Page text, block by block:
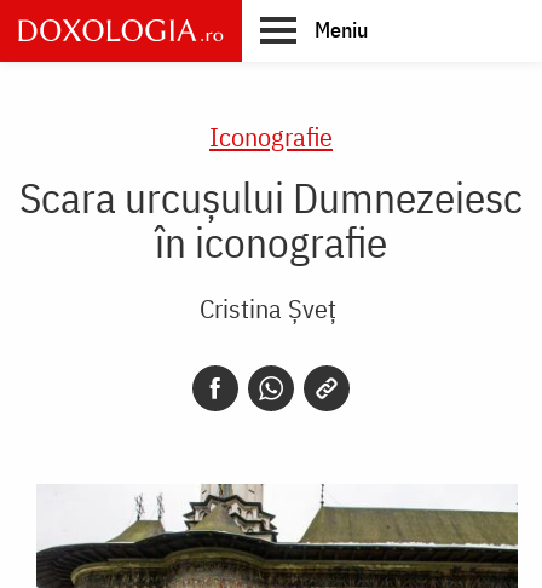
Skip
to
main
Meniu
Iconografie
Scara urcușului Dumnezeiesc
în iconografie
Cristina Șveț